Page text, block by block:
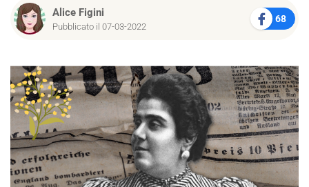
Alice Figini
Pubblicato il 07-03-2022
68